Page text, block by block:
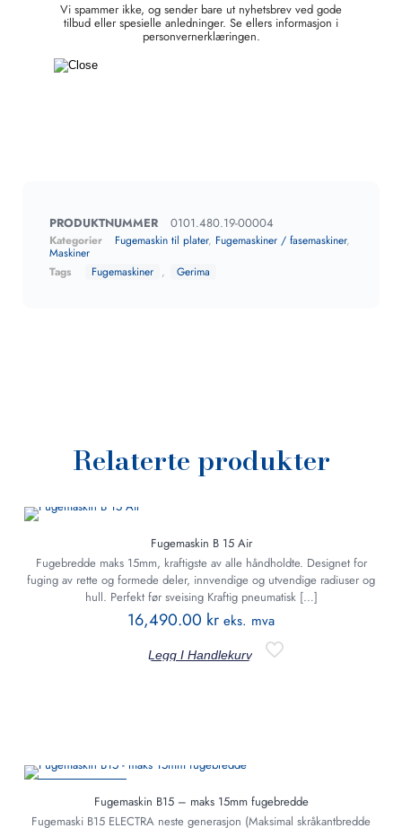
Vi spammer ikke, og sender bare ut nyhetsbrev ved gode
tilbud eller spesielle anledninger. Se ellers informasjon i
personvernerklæringen.
PRODUKTNUMMER 0101.480.19-00004
Kategorier Fugemaskin til plater, Fugemaskiner / fasemaskiner,
Maskiner
Tags
Fugemaskiner , Gerima
Relaterte produkter
Fugemaskin B 15 Air
Fugebredde maks 15mm, kraftigste av alle håndholdte. Designet for
fuging av rette og formede deler, innvendige og utvendige radiuser og
hull. Perfekt før sveising Kraftig pneumatisk[…]
16,490.00 kr eks. mva
Legg I Handlekurv
PÅ TILBUDFugemaskin B15 – maks 15mm fugebredde
Fugemaski B15 ELECTRA neste generasjon (Maksimal skråkantbredde